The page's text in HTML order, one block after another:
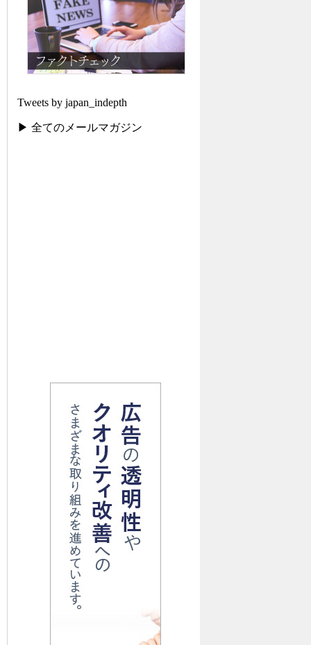
Tweets by japan_indepth
▶ 全てのメールマガジン